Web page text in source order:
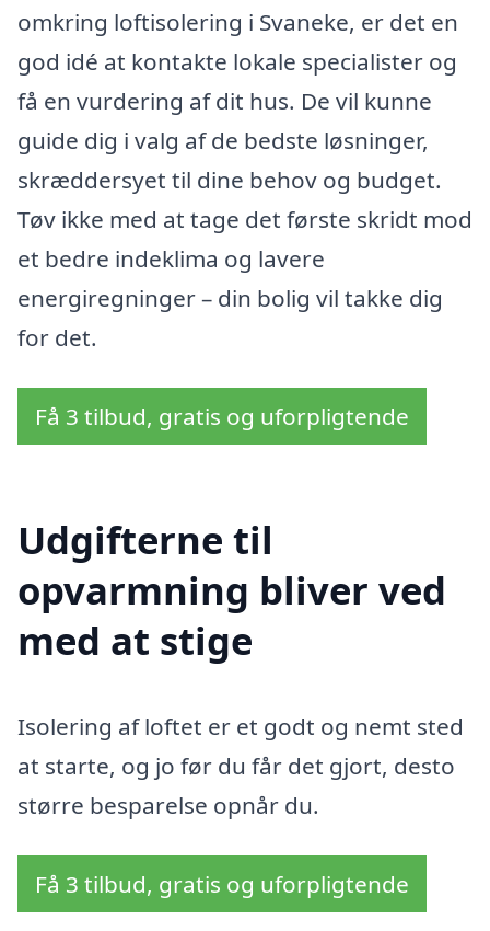
omkring loftisolering i Svaneke, er det en
god idé at kontakte lokale specialister og
få en vurdering af dit hus. De vil kunne
guide dig i valg af de bedste løsninger,
skræddersyet til dine behov og budget.
Tøv ikke med at tage det første skridt mod
et bedre indeklima og lavere
energiregninger – din bolig vil takke dig
for det.
Få 3 tilbud, gratis og uforpligtende
Udgifterne til
opvarmning bliver ved
med at stige
Isolering af loftet er et godt og nemt sted
at starte, og jo før du får det gjort, desto
større besparelse opnår du.
Få 3 tilbud, gratis og uforpligtende